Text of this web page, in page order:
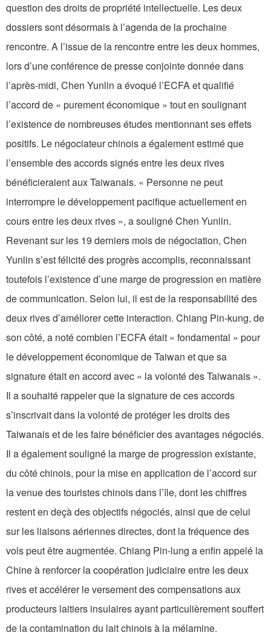
question des droits de propriété intellectuelle. Les deux
dossiers sont désormais à l’agenda de la prochaine
rencontre. A l’issue de la rencontre entre les deux hommes,
lors d’une conférence de presse conjointe donnée dans
l’après-midi, Chen Yunlin a évoqué l’ECFA et qualifié
l’accord de « purement économique » tout en soulignant
l’existence de nombreuses études mentionnant ses effets
positifs. Le négociateur chinois a également estimé que
l’ensemble des accords signés entre les deux rives
bénéficieraient aux Taiwanais. « Personne ne peut
interrompre le développement pacifique actuellement en
cours entre les deux rives », a souligné Chen Yunlin.
Revenant sur les 19 derniers mois de négociation, Chen
Yunlin s’est félicité des progrès accomplis, reconnaissant
toutefois l’existence d’une marge de progression en matière
de communication. Selon lui, il est de la responsabilité des
deux rives d’améliorer cette interaction. Chiang Pin-kung, de
son côté, a noté combien l’ECFA était « fondamental » pour
le développement économique de Taiwan et que sa
signature était en accord avec « la volonté des Taiwanais ».
Il a souhaité rappeler que la signature de ces accords
s’inscrivait dans la volonté de protéger les droits des
Taiwanais et de les faire bénéficier des avantages négociés.
Il a également souligné la marge de progression existante,
du côté chinois, pour la mise en application de l’accord sur
la venue des touristes chinois dans l’île, dont les chiffres
restent en deçà des objectifs négociés, ainsi que de celui
sur les liaisons aériennes directes, dont la fréquence des
vols peut être augmentée. Chiang Pin-lung a enfin appelé la
Chine à renforcer la coopération judiciaire entre les deux
rives et accélérer le versement des compensations aux
producteurs laitiers insulaires ayant particulièrement souffert
de la contamination du lait chinois à la mélamine.